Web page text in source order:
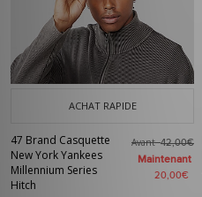
ACHAT RAPIDE
47 Brand Casquette
New York Yankees
Millennium Series
Hitch
Avant42,00€
Maintenant
20,00€